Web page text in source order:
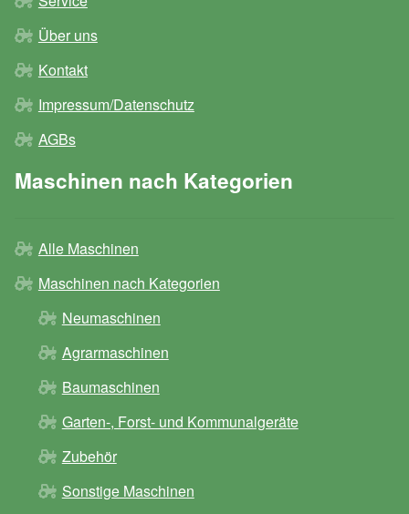
Über uns
Kontakt
Impressum/Datenschutz
AGBs
Maschinen nach Kategorien
Alle Maschinen
Maschinen nach Kategorien
Neumaschinen
Agrarmaschinen
Baumaschinen
Garten-, Forst- und Kommunalgeräte
Zubehör
Sonstige Maschinen